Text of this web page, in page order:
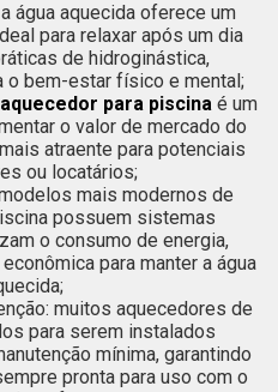
água aquecida oferece um
para relaxar após um dia
de hidroginástica,
o bem-estar físico e mental;
aquecedor para piscina é um
o valor de mercado do
atraente para potenciais
ou locatários;
mais modernos de
possuem sistemas
o consumo de energia,
para manter a água
muitos aquecedores de
para serem instalados
mínima, garantindo
pronta para uso com o